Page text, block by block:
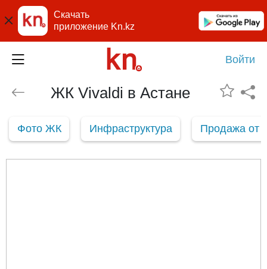
Скачать
приложение Kn.kz
Войти
ЖК Vivaldi в Астане
Фото ЖК Инфраструктура Продажа от